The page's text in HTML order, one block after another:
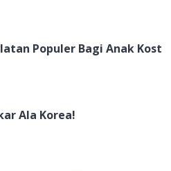
Populer Bagi Anak Kost
Ala Korea!